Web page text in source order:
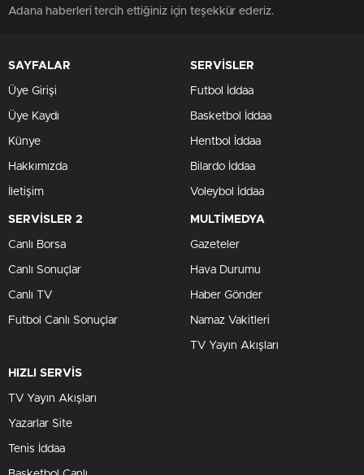
Adana haberleri tercih ettiğiniz için teşekkür ederiz.
SAYFALAR
Üye Girişi
Üye Kaydı
Künye
Hakkımızda
İletişim
SERVİSLER
Futbol İddaa
Basketbol İddaa
Hentbol İddaa
Bilardo İddaa
Voleybol İddaa
SERVİSLER 2
Canlı Borsa
Canlı Sonuçlar
Canlı TV
Futbol Canlı Sonuçlar
MULTİMEDYA
Gazeteler
Hava Durumu
Haber Gönder
Namaz Vakitleri
TV Yayın Akışları
HIZLI SERVİS
TV Yayın Akışları
Yazarlar Site
Tenis İddaa